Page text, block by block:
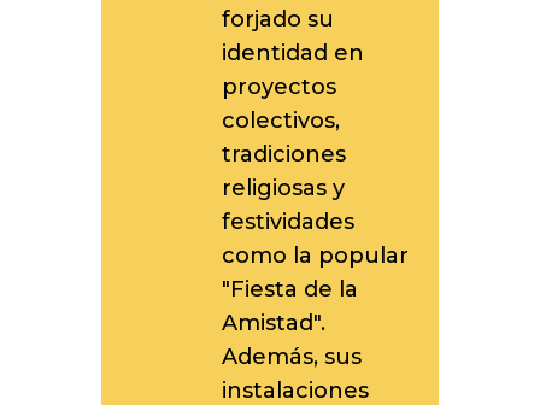
forjado su
identidad en
proyectos
colectivos,
tradiciones
religiosas y
festividades
como la popular
"Fiesta de la
Amistad".
Además, sus
instalaciones